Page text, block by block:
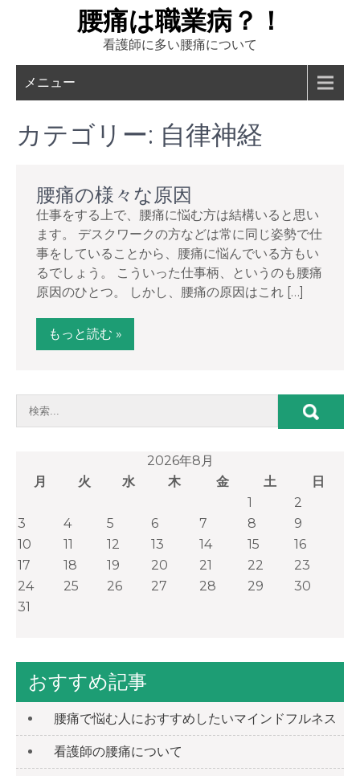
腰痛は職業病？！
看護師に多い腰痛について
メニュー
カテゴリー: 自律神経
腰痛の様々な原因
仕事をする上で、腰痛に悩む方は結構いると思い
ます。 デスクワークの方などは常に同じ姿勢で仕
事をしていることから、腰痛に悩んでいる方もい
るでしょう。 こういった仕事柄、というのも腰痛
原因のひとつ。 しかし、腰痛の原因はこれ […]
もっと読む »
2026年8月
月
火 水 木 金 土
日
1
2
3
4 5 6 7 8
9
10
11 12 13 14 15
16
17
18 19 20 21 22
23
24
25 26 27 28 29
30
31
おすすめ記事
腰痛で悩む人におすすめしたいマインドフルネス
看護師の腰痛について